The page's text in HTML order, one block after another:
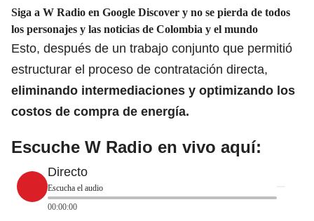
Siga a W Radio en Google Discover y no se pierda de todos
los personajes y las noticias de Colombia y el mundo
Esto, después de un trabajo conjunto que permitió
estructurar el proceso de contratación directa,
eliminando intermediaciones y optimizando los
costos de compra de energía.
Escuche W Radio en vivo aquí:
Directo
Escucha el audio
00:00:00